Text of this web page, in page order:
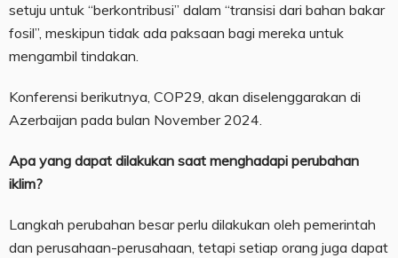
setuju untuk “berkontribusi” dalam “transisi dari bahan bakar
fosil”, meskipun tidak ada paksaan bagi mereka untuk
mengambil tindakan.
Konferensi berikutnya, COP29, akan diselenggarakan di
Azerbaijan pada bulan November 2024.
Apa yang dapat dilakukan saat menghadapi perubahan
iklim?
Langkah perubahan besar perlu dilakukan oleh pemerintah
dan perusahaan-perusahaan, tetapi setiap orang juga dapat